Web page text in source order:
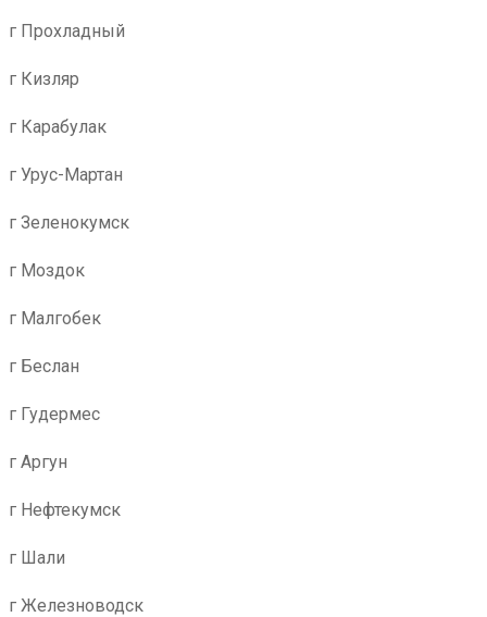
г Прохладный
г Кизляр
г Карабулак
г Урус-Мартан
г Зеленокумск
г Моздок
г Малгобек
г Беслан
г Гудермес
г Аргун
г Нефтекумск
г Шали
г Железноводск